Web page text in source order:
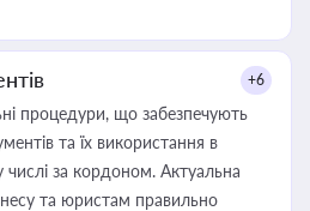
+6
процедури, що забезпечують
та їх використання в
числі за кордоном. Актуальна
та юристам правильно